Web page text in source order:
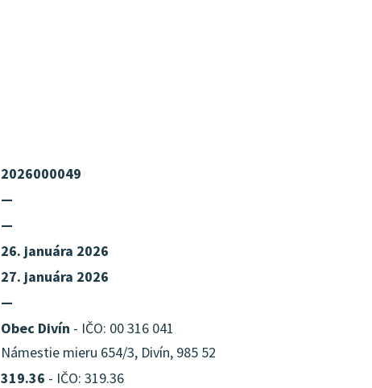
2026000049
—
—
26. januára 2026
27. januára 2026
—
Obec Divín - IČO: 00 316 041
Námestie mieru 654/3, Divín, 985 52
319.36 - IČO: 319.36